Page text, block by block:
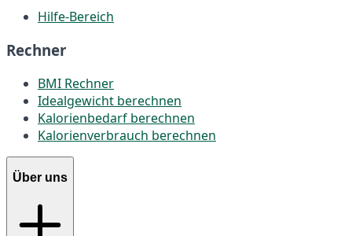
Hilfe-Bereich
Rechner
BMI Rechner
Idealgewicht berechnen
Kalorienbedarf berechnen
Kalorienverbrauch berechnen
Über uns